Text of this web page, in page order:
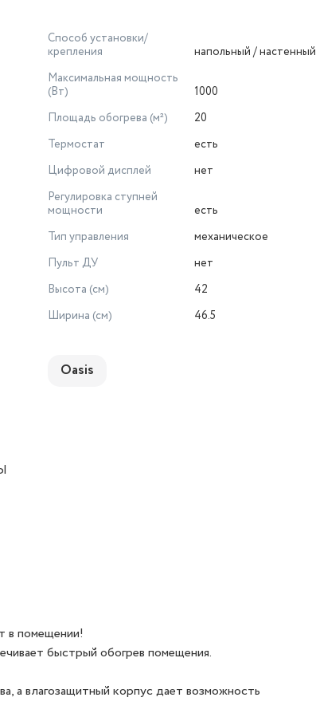
Способ установки/
крепления
напольный / настенный
Максимальная мощность
(Вт)
1000
Площадь обогрева (м²)
20
Термостат
есть
Цифровой дисплей
нет
Регулировка ступней
мощности
есть
Тип управления
механическое
Пульт ДУ
нет
Высота (см)
42
Ширина (см)
46.5
Oasis
в помещении!
быстрый обогрев помещения.
а влагозащитный корпус дает возможность